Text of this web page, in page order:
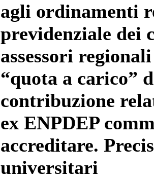
agli ordinamenti
previdenziale dei
assessori
“quota a carico”
contribuzione
ex ENPDEP
accreditare.
universitari